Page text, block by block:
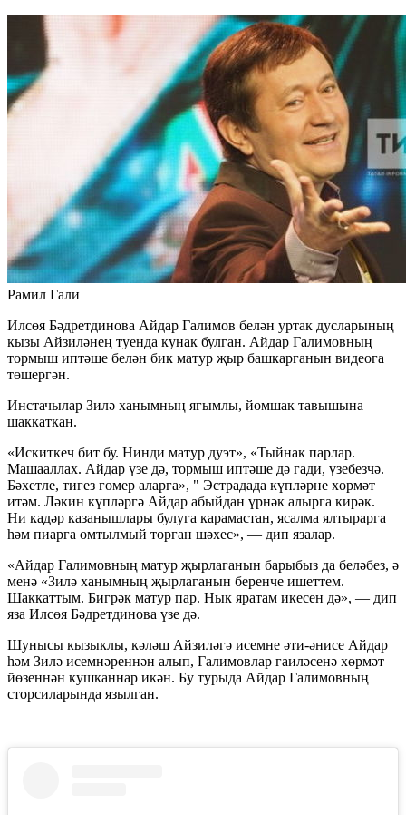
Рамил Гали
Илсөя Бәдретдинова Айдар Галимов белән уртак дусларының
кызы Айзиләнең туенда кунак булган. Айдар Галимовның
тормыш иптәше белән бик матур җыр башкарганын видеога
төшергән.
Инстачылар Зилә ханымның ягымлы, йомшак тавышына
шаккаткан.
«Искиткеч бит бу. Нинди матур дуэт», «Тыйнак парлар.
Машааллах. Айдар үзе дә, тормыш иптәше дә гади, үзебезчә.
Бәхетле, тигез гомер аларга», " Эстрадада күпләрне хөрмәт
итәм. Ләкин күпләргә Айдар абыйдан үрнәк алырга кирәк.
Ни кадәр казанышлары булуга карамастан, ясалма ялтырарга
һәм пиарга омтылмый торган шәхес», — дип язалар.
«Айдар Галимовның матур җырлаганын барыбыз да беләбез, ә
менә «Зилә ханымның җырлаганын беренче ишеттем.
Шаккаттым. Бигрәк матур пар. Нык яратам икесен дә», — дип
яза Илсөя Бәдретдинова үзе дә.
Шунысы кызыклы, кәләш Айзиләгә исемне әти-әнисе Айдар
һәм Зилә исемнәреннән алып, Галимовлар гаиләсенә хөрмәт
йөзеннән кушканнар икән. Бу турыда Айдар Галимовның
сторсиларында язылган.